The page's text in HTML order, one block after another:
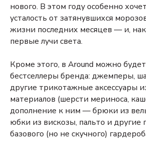
нового. В этом году особенно
усталость от затянувшихся
жизни последних месяцев — и,
первые лучи света.
Кроме этого, в Around можно
бестселлеры бренда: джемперы,
другие трикотажные аксессуары
материалов (шерсти мериноса,
дополнение к ним — брюки из
юбки из вискозы, пальто и другие
базового (но не скучного)